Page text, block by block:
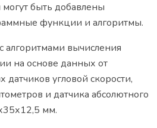
могут быть добавлены
функции и алгоритмы.
алгоритмами вычисления
на основе данных от
датчиков угловой скорости,
и датчика абсолютного
мм.